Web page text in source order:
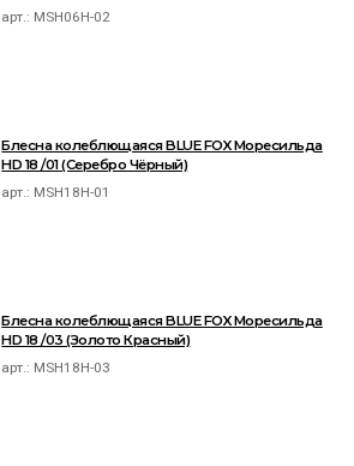
арт.: MSH06H-02
Блесна колеблющаяся BLUE FOX Моресильда
HD 18 /01 (Серебро Чёрный)
арт.: MSH18H-01
Блесна колеблющаяся BLUE FOX Моресильда
HD 18 /03 (Золото Красный)
арт.: MSH18H-03